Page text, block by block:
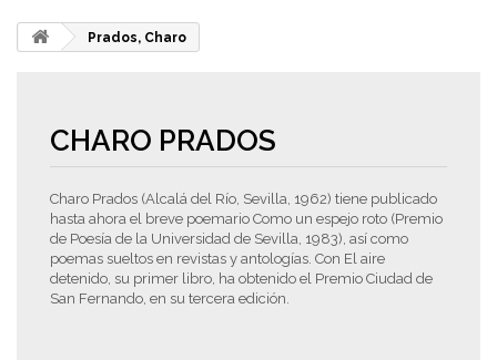
Prados, Charo
CHARO PRADOS
Charo Prados (Alcalá del Río, Sevilla, 1962) tiene publicado
hasta ahora el breve poemario Como un espejo roto (Premio
de Poesía de la Universidad de Sevilla, 1983), así como
poemas sueltos en revistas y antologías. Con El aire
detenido, su primer libro, ha obtenido el Premio Ciudad de
San Fernando, en su tercera edición.